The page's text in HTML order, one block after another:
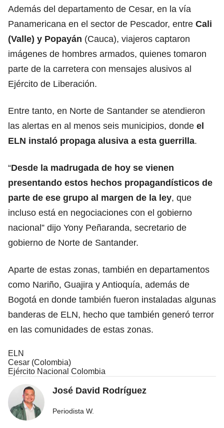
Además del departamento de Cesar, en la vía
Panamericana en el sector de Pescador, entre Cali
(Valle) y Popayán (Cauca), viajeros captaron
imágenes de hombres armados, quienes tomaron
parte de la carretera con mensajes alusivos al
Ejército de Liberación.
Entre tanto, en Norte de Santander se atendieron
las alertas en al menos seis municipios, donde el
ELN instaló propaga alusiva a esta guerrilla.
“Desde la madrugada de hoy se vienen
presentando estos hechos propagandísticos de
parte de ese grupo al margen de la ley, que
incluso está en negociaciones con el gobierno
nacional” dijo Yony Peñaranda, secretario de
gobierno de Norte de Santander.
Aparte de estas zonas, también en departamentos
como Nariño, Guajira y Antioquía, además de
Bogotá en donde también fueron instaladas algunas
banderas de ELN, hecho que también generó terror
en las comunidades de estas zonas.
ELN
Cesar (Colombia)
Ejército Nacional Colombia
José David Rodríguez
Periodista W.